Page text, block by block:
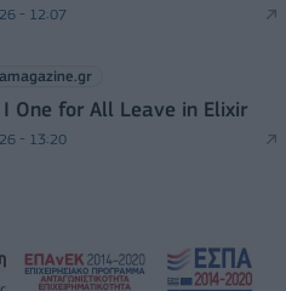
- 12:07
One for All Leave in Elixir
- 13:20